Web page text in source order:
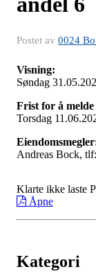
Postet av 0024
Visning:
Søndag
Frist for å
Torsdag
Andreas Bock,
Klarte ikke laste
Åpne
Kategori